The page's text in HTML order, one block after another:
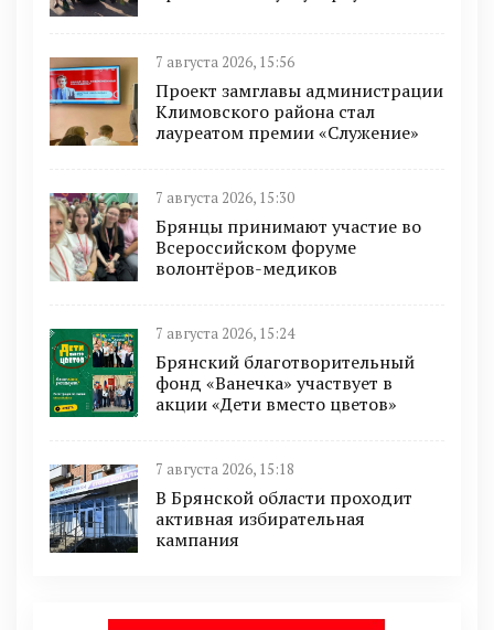
7 августа 2026, 15:56
Проект замглавы администрации
Климовского района стал
лауреатом премии «Служение»
7 августа 2026, 15:30
Брянцы принимают участие во
Всероссийском форуме
волонтёров-медиков
7 августа 2026, 15:24
Брянский благотворительный
фонд «Ванечка» участвует в
акции «Дети вместо цветов»
7 августа 2026, 15:18
В Брянской области проходит
активная избирательная
кампания